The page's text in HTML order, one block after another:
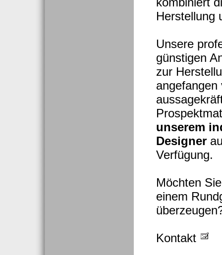
Herstellung
Unsere
günstigen
zur
unserem
Designer
Verfügung.
Möchten
einem
Kontakt